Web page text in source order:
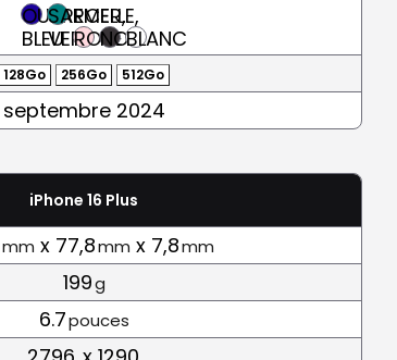
OUTREMER,
BLEU
SARCELLE,
VERTROSENOIRBLANC
128Go 256Go 512Go
septembre 2024
iPhone 16 Plus
mm x 77,8mm x 7,8mm
199g
6.7pouces